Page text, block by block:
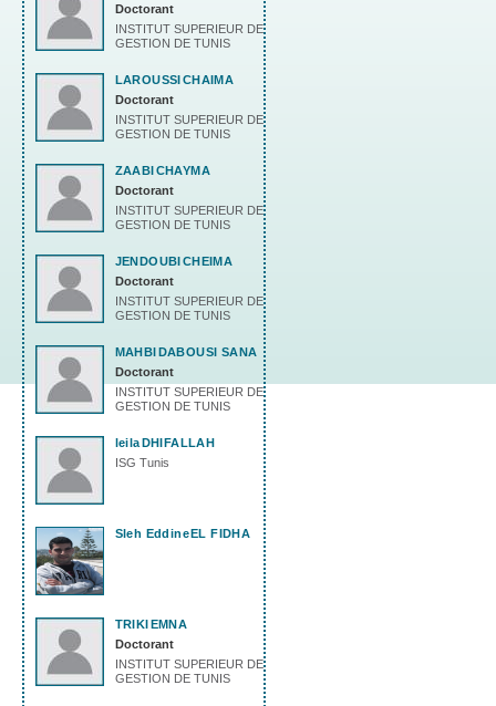
Doctorant
INSTITUT SUPERIEUR DE
GESTION DE TUNIS
LAROUSSICHAIMA
Doctorant
INSTITUT SUPERIEUR DE
GESTION DE TUNIS
ZAABICHAYMA
Doctorant
INSTITUT SUPERIEUR DE
GESTION DE TUNIS
JENDOUBICHEIMA
Doctorant
INSTITUT SUPERIEUR DE
GESTION DE TUNIS
MAHBIDABOUSI SANA
Doctorant
INSTITUT SUPERIEUR DE
GESTION DE TUNIS
leilaDHIFALLAH
ISG Tunis
Sleh EddineEL FIDHA
TRIKIEMNA
Doctorant
INSTITUT SUPERIEUR DE
GESTION DE TUNIS